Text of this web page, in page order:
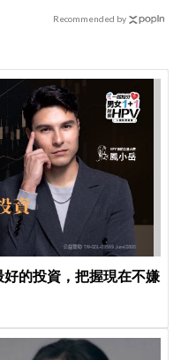
Recommended by
的投資，把握現在不嫌